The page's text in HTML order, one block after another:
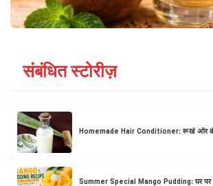
संबंधित स्टोरीज़
Homemade Hair Conditioner: रूखे और
Summer Special Mango Pudding: घर पर